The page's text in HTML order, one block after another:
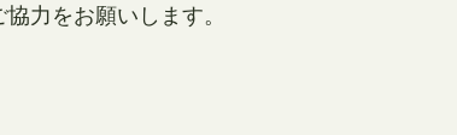
力をお願いします。